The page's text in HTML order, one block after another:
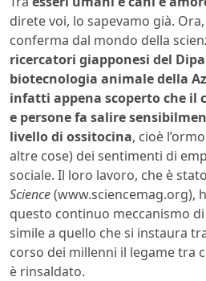
direte voi, lo sapevamo già.
conferma dal mondo della
ricercatori giapponesi del
biotecnologia animale della
infatti appena scoperto che il
e persone fa salire
livello di ossitocina, cioè
altre cose) dei sentimenti di
sociale. Il loro lavoro, che è
Science(www.sciencemag.org),
questo continuo meccanismo
simile a quello che si instaura
corso dei millenni il legame tra
è rinsaldato.